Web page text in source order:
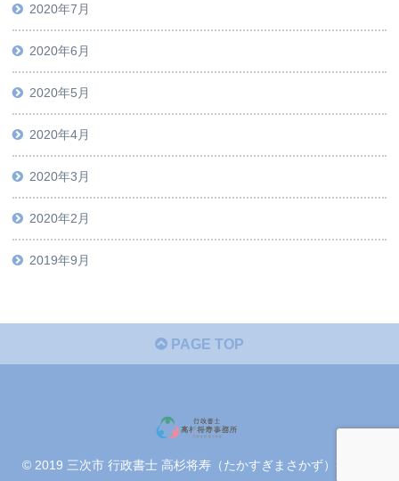
2020年7月
2020年6月
2020年5月
2020年4月
2020年3月
2020年2月
2019年9月
PAGE TOP
© 2019 三次市 行政書士 高杉将寿（たかすぎまさかず）事務所.